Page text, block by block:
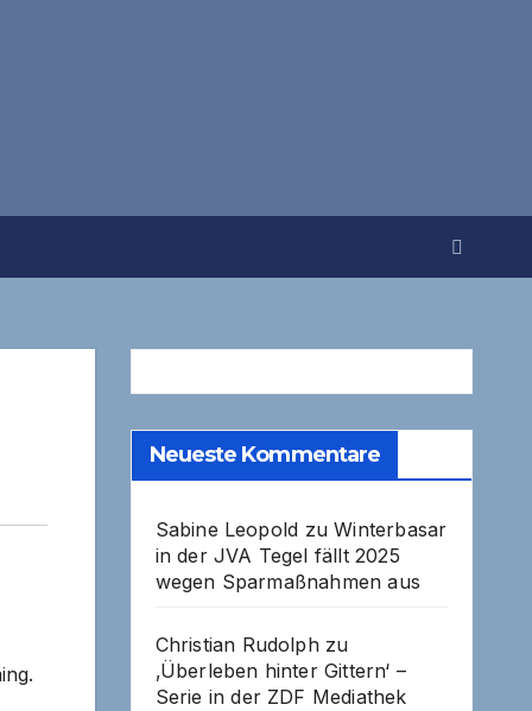
Neueste Kommentare
Sabine Leopold zuWinterbasar
in der JVA Tegel fällt 2025
wegen Sparmaßnahmen aus
Christian Rudolphzu
‚Überleben hinter Gittern‘ –
Serie in der ZDF Mediathek